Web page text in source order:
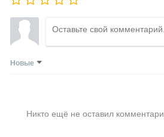
Новые
Никто ещё не оставил